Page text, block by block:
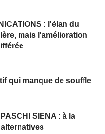
: l'élan du
mais l'amélioration
qui manque de souffle
SIENA : à la